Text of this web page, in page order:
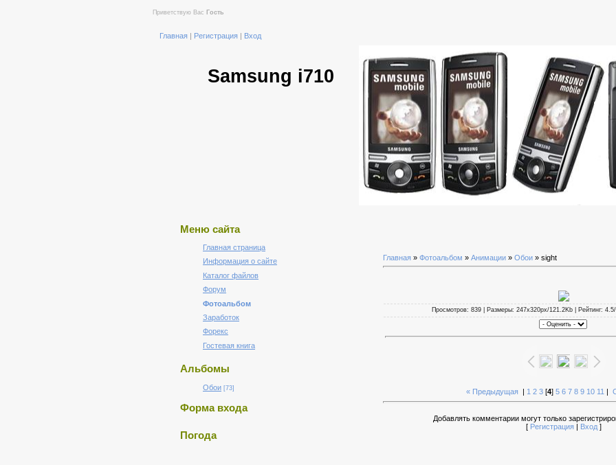
Приветствую Вас Гость
Главная | Регистрация | Вход
Samsung i710
Меню сайта
Главная страница
Информация о сайте
Каталог файлов
Форум
Фотоальбом
Заработок
Форекс
Гостевая книга
Альбомы
Обои [73]
Форма входа
Погода
Главная » Фотоальбом » Анимации » Обои » sight
Просмотров: 839 | Размеры: 247x320px/121.2Kb | Рейтинг:
« Предыдущая | 1 2 3 [4] 5 6 7 8 9 10 11 |
Добавлять комментарии могут только
[ Регистрация| Вход]